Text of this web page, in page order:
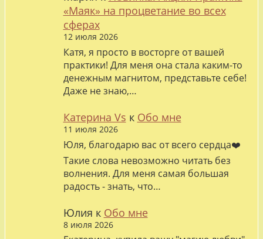
«Маяк» на процветание во всех
сферах
12 июля 2026
Катя, я просто в восторге от вашей
практики! Для меня она стала каким-то
денежным магнитом, представьте себе!
Даже не знаю,…
Катерина Vs к Обо мне
11 июля 2026
Юля, благодарю вас от всего сердца❤️
Такие слова невозможно читать без
волнения. Для меня самая большая
радость - знать, что…
Юлия к Обо мне
8 июля 2026